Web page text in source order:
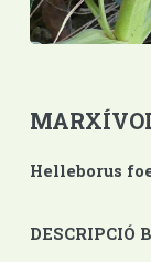
Helleborus
DESCRIPCIÓ